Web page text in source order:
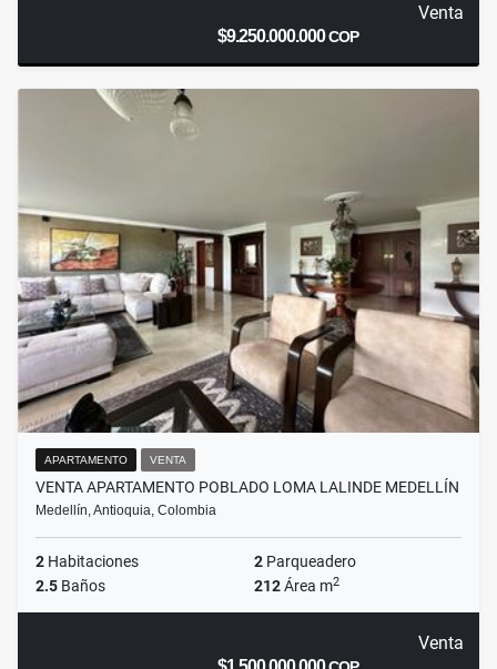
Venta
$9.250.000.000COP
APARTAMENTO VENTA
VENTA APARTAMENTO POBLADO LOMA LALINDE MEDELLÍN
Medellín, Antioquia, Colombia
2 Habitaciones 2 Parqueadero
2.5 Baños 212Área m2
Venta